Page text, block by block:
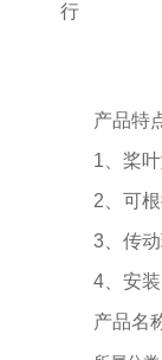
行
产品特
1、桨
2、可
3、传
4、安
产品名